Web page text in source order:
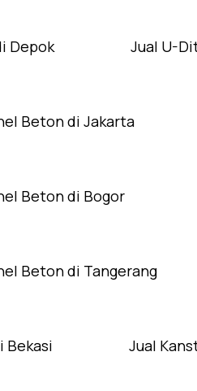
Depok Jual U-
Beton di Jakarta
Beton di Bogor
Beton di Tangerang
Bekasi Jual